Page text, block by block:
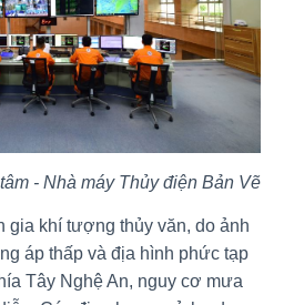
- Nhà máy Thủy điện Bản Vẽ
gia khí tượng thủy văn, do ảnh
áp thấp và địa hình phức tạp
Tây Nghệ An, nguy cơ mưa